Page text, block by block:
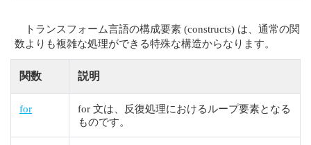
トランスフォーム言語の構成要素 (constructs) は、通常の関
数よりも複雑な処理ができる特殊な構造からなります。
関数 説明
for
for 文は、反復処理におけるループ要素となる
ものです。